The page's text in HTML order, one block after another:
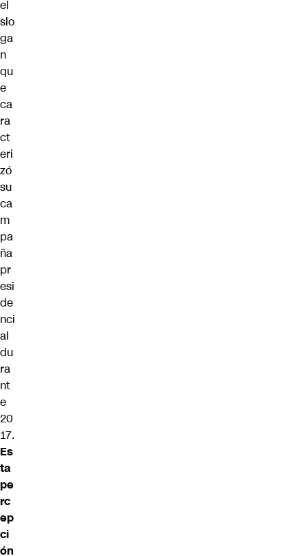
el
slo
ga
n
qu
e
ca
ra
ct
eri
zó
su
ca
m
pa
ña
pr
esi
de
nci
al
du
ra
nt
e
20
17.
Es
ta
pe
rc
ep
ci
ón